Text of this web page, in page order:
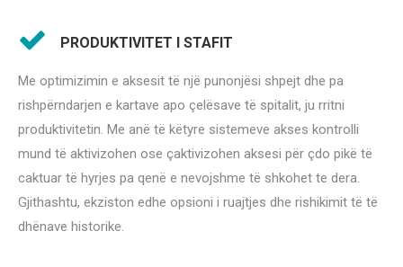
PRODUKTIVITET I STAFIT
Me optimizimin e aksesit të një punonjësi shpejt dhe pa
rishpërndarjen e kartave apo çelësave të spitalit, ju rritni
produktivitetin. Me anë të këtyre sistemeve akses kontrolli
mund të aktivizohen ose çaktivizohen aksesi për çdo pikë të
caktuar të hyrjes pa qenë e nevojshme të shkohet te dera.
Gjithashtu, ekziston edhe opsioni i ruajtjes dhe rishikimit të të
dhënave historike.